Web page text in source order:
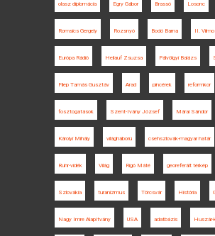
olasz diplomácia Egry Gábor Brassó Losonc
Romsics Gergely Rozsnyó Bodó Barna II.
Európa Rádió Heilauf Zsuzsa Pálvölgyi Balázs
Filep Tamás Gusztáv Arad pincérek reformkor
fosztogatások Szent-Ivány József Márai Sándor
Károlyi Mihály világháború csehszlovák-magyar határ
Ruhr-vidék Világ Rigó Máté georeferált térkép
Szlovákia turanizmus Törcsvár História
Nagy Imre Alapítvány USA adatbázis Huszár-